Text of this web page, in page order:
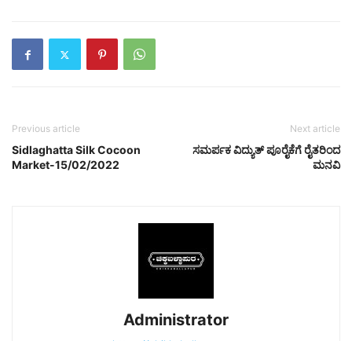
Previous article
Sidlaghatta Silk Cocoon
Market-15/02/2022
Next article
ಸಮರ್ಪಕ ವಿದ್ಯುತ್ ಪೂರೈಕೆಗೆ ರೈತರಿಂದ
ಮನವಿ
Administrator